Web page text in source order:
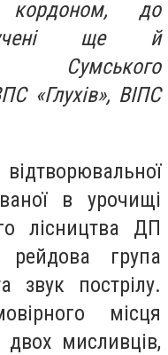
кордоном, до
ще й
Сумського
«Глухів», ВІПС
в урочищі
лісництва ДП
рейдова група
звук пострілу.
місця
двох мисливців,